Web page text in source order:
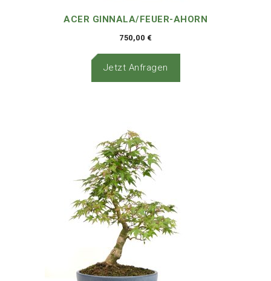
ACER GINNALA/FEUER-AHORN
750,00 €
Jetzt Anfragen